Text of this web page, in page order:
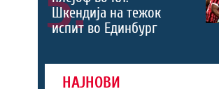
Шкендија на тежок
испит во Единбург
НАЈНОВИ